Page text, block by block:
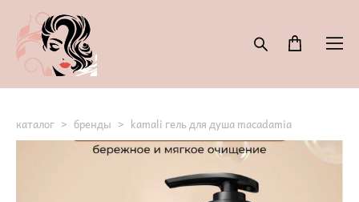
каталог > бренды > kamali гель для душа macadamia